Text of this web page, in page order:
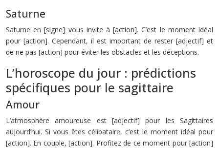
Saturne
Saturne en [signe] vous invite à [action]. C’est le moment idéal
pour [action]. Cependant, il est important de rester [adjectif] et
de ne pas [action] pour éviter les obstacles et les déceptions.
L’horoscope du jour : prédictions
spécifiques pour le sagittaire
Amour
L’atmosphère amoureuse est [adjectif] pour les Sagittaires
aujourd’hui. Si vous êtes célibataire, c’est le moment idéal pour
[action]. En couple, [action]. Profitez de ce moment pour [action]